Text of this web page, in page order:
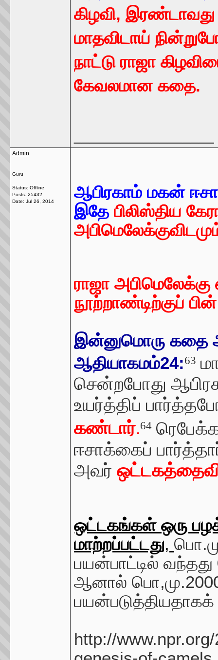
கிழவி,
மாதவிடாய்
நாட்டு ராஜா
கேவலமான கதை.
Admin
Guru
Status: Offline
Posts: 25432
Date: Jul 26, 2014
ஆபிரகாம் மகன்
இதே பிலிஸ்திய
ராஜா
நூற்றாண்டிற்குப்
இன்னுமொரு கதை
ஆதியாகமம்24:63
சென்றபோது
உயர்த்திப்
கண்டார்.64
ஈசாக்கைப்
அவர்
ஒட்டகங்கள் ஒரு
மாற்றப்பட்டது,
பயன்பாட்டில் வந்தது
ஆனால்
http://